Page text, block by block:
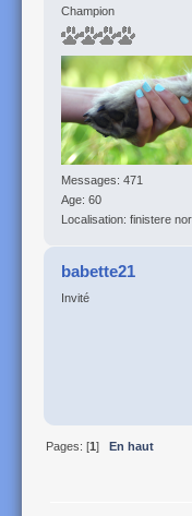
Champion
Messages: 471
Age: 60
Localisation: finistere
babette21
Invité
Pages: [1]En haut